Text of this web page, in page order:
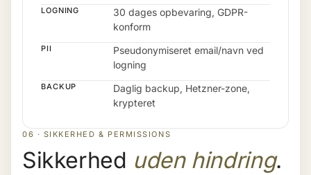
LOGNING
30 dages opbevaring, GDPR-
konform
PII
Pseudonymiseret email/navn ved
logning
BACKUP
Daglig backup, Hetzner-zone,
krypteret
06 · SIKKERHED & PERMISSIONS
Sikkerhed uden hindring.